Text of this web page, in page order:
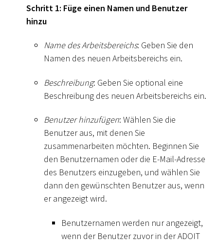
Schritt 1: Füge einen Namen und Benutzer
hinzu
Name des Arbeitsbereichs: Geben Sie den
Namen des neuen Arbeitsbereichs ein.
Beschreibung: Geben Sie optional eine
Beschreibung des neuen Arbeitsbereichs ein.
Benutzer hinzufügen: Wählen Sie die
Benutzer aus, mit denen Sie
zusammenarbeiten möchten. Beginnen Sie
den Benutzernamen oder die E-Mail-Adresse
des Benutzers einzugeben, und wählen Sie
dann den gewünschten Benutzer aus, wenn
er angezeigt wird.
Benutzernamen werden nur angezeigt,
wenn der Benutzer zuvor in der ADOIT